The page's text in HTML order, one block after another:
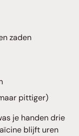
zaden
pittiger)
je handen drie
blijft uren